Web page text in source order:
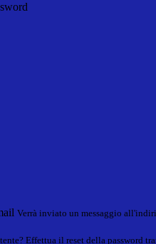
Verrà inviato un messaggio
Effettua il reset della password